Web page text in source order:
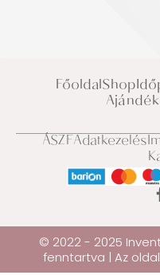
FőoldalShop
ÁSZFAdatkezelés
© 2022 - 2025
fenntartva | Az